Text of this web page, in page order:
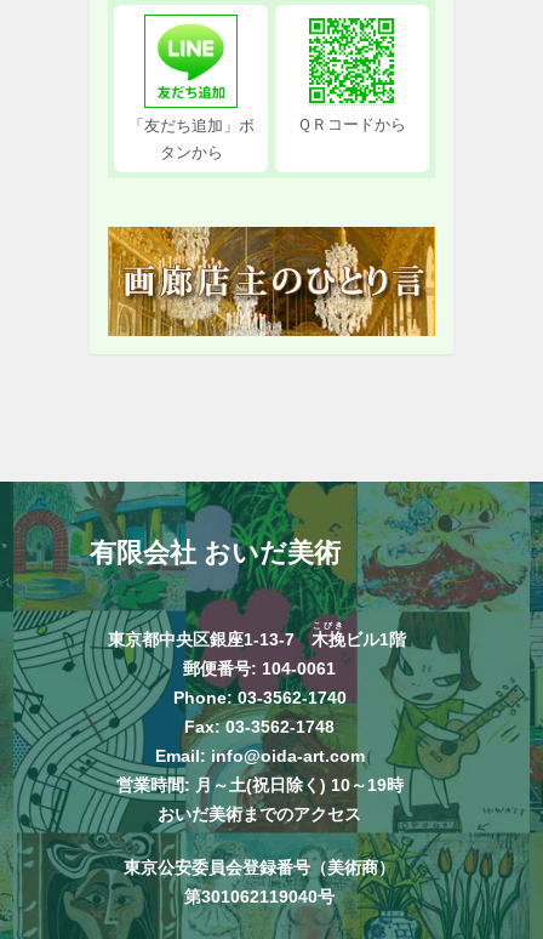
「友だち追加」ボ
タンから
ＱＲコードから
有限会社 おいだ美術
東京都中央区銀座1-13-7木挽
こびき
ビル1階
郵便番号: 104-0061
Phone: 03-3562-1740
Fax: 03-3562-1748
Email: info@oida-art.com
営業時間: 月～土(祝日除く) 10～19時
おいだ美術までのアクセス
東京公安委員会登録番号（美術商）
第301062119040号